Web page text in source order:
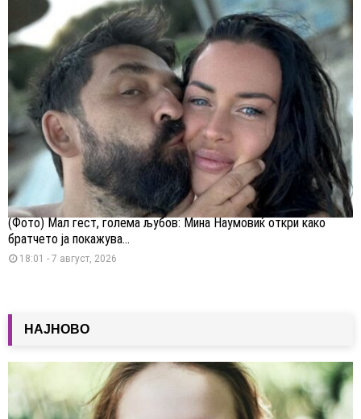
(Фото) Мал гест, голема љубов: Мина Наумовиќ откри како
братчето ја покажува...
18:01 - 7 август, 2026
НАЈНОВО